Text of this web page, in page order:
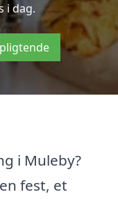
i dag.
i Muleby?
fest, et